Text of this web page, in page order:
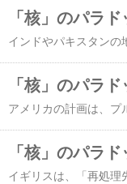
「核」のパラド
「核」のパラド
「核」のパラド